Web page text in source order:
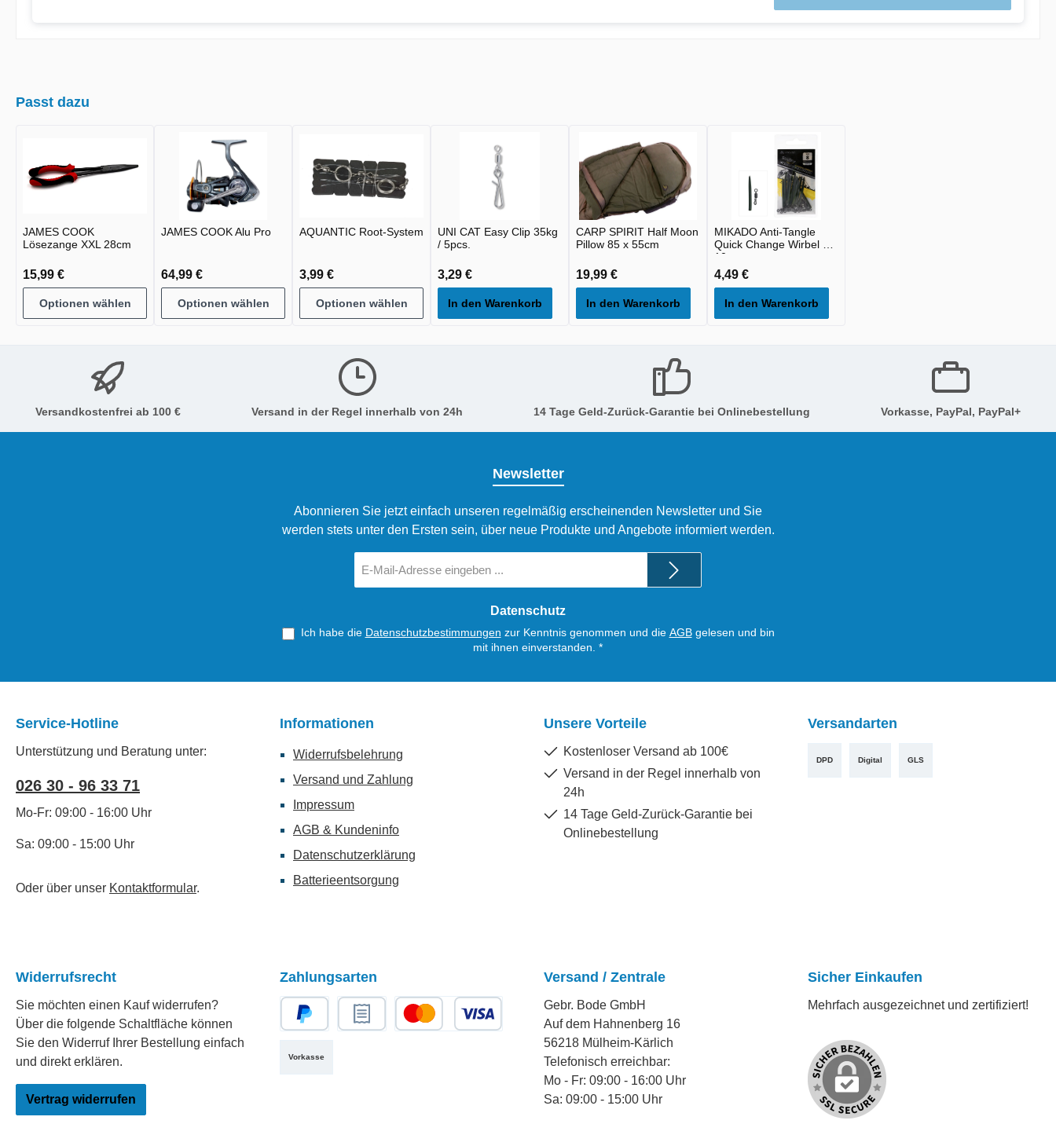
Passt dazu
JAMES COOK
Lösezange XXL 28cm
15,99 €
Optionen wählen
JAMES COOK Alu Pro
64,99 €
Optionen wählen
AQUANTIC Root-System
3,99 €
Optionen wählen
UNI CAT Easy Clip 35kg
/ 5pcs.
3,29 €
In den Warenkorb
CARP SPIRIT Half Moon
Pillow 85 x 55cm
19,99 €
In den Warenkorb
MIKADO Anti-Tangle
Quick Change Wirbel 8 -
10st
4,49 €
In den Warenkorb
Versandkostenfrei ab 100 € Versand in der Regel innerhalb von 24h 14 Tage Geld-Zurück-Garantie bei Onlinebestellung Vorkasse, PayPal, PayPal+
Newsletter
Abonnieren Sie jetzt einfach unseren regelmäßig erscheinenden Newsletter und Sie
werden stets unter den Ersten sein, über neue Produkte und Angebote informiert werden.
Mail-
Datenschutz
Ich habe die Datenschutzbestimmungen zur Kenntnis genommen und die AGBgelesen und bin
mit ihnen einverstanden. *
Service-Hotline
Unterstützung und Beratung unter:
026 30 - 96 33 71
Mo-Fr: 09:00 - 16:00 Uhr
Sa: 09:00 - 15:00 Uhr
Oder über unser Kontaktformular.
Informationen
Widerrufsbelehrung
Versand und Zahlung
Impressum
AGB & Kundeninfo
Datenschutzerklärung
Batterieentsorgung
Unsere Vorteile
Kostenloser Versand ab 100€
Versand in der Regel innerhalb von
24h
14 Tage Geld-Zurück-Garantie bei
Onlinebestellung
Versandarten
DPD Digital GLS
Widerrufsrecht
Sie möchten einen Kauf widerrufen?
Über die folgende Schaltfläche können
Sie den Widerruf Ihrer Bestellung einfach
und direkt erklären.
Vertrag widerrufen
Zahlungsarten
Vorkasse
Versand / Zentrale
Gebr. Bode GmbH
Auf dem Hahnenberg 16
56218 Mülheim-Kärlich
Telefonisch erreichbar:
Mo - Fr: 09:00 - 16:00 Uhr
Sa: 09:00 - 15:00 Uhr
Sicher Einkaufen
Mehrfach ausgezeichnet und zertifiziert!